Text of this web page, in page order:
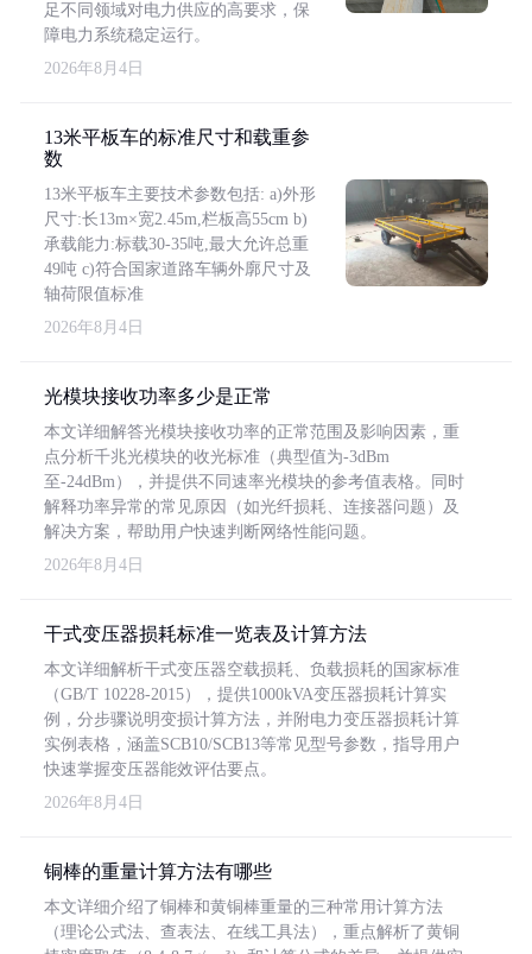
足不同领域对电力供应的高要求，保
障电力系统稳定运行。
2026年8月4日
13米平板车的标准尺寸和载重参
数
13米平板车主要技术参数包括: a)外形
尺寸:长13m×宽2.45m,栏板高55cm b)
承载能力:标载30-35吨,最大允许总重
49吨 c)符合国家道路车辆外廓尺寸及
轴荷限值标准
2026年8月4日
光模块接收功率多少是正常
本文详细解答光模块接收功率的正常范围及影响因素，重
点分析千兆光模块的收光标准（典型值为-3dBm
至-24dBm），并提供不同速率光模块的参考值表格。同时
解释功率异常的常见原因（如光纤损耗、连接器问题）及
解决方案，帮助用户快速判断网络性能问题。
2026年8月4日
干式变压器损耗标准一览表及计算方法
本文详细解析干式变压器空载损耗、负载损耗的国家标准
（GB/T 10228-2015），提供1000kVA变压器损耗计算实
例，分步骤说明变损计算方法，并附电力变压器损耗计算
实例表格，涵盖SCB10/SCB13等常见型号参数，指导用户
快速掌握变压器能效评估要点。
2026年8月4日
铜棒的重量计算方法有哪些
本文详细介绍了铜棒和黄铜棒重量的三种常用计算方法
（理论公式法、查表法、在线工具法），重点解析了黄铜